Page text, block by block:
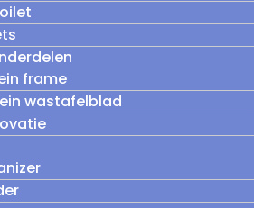
frame
wastafelblad